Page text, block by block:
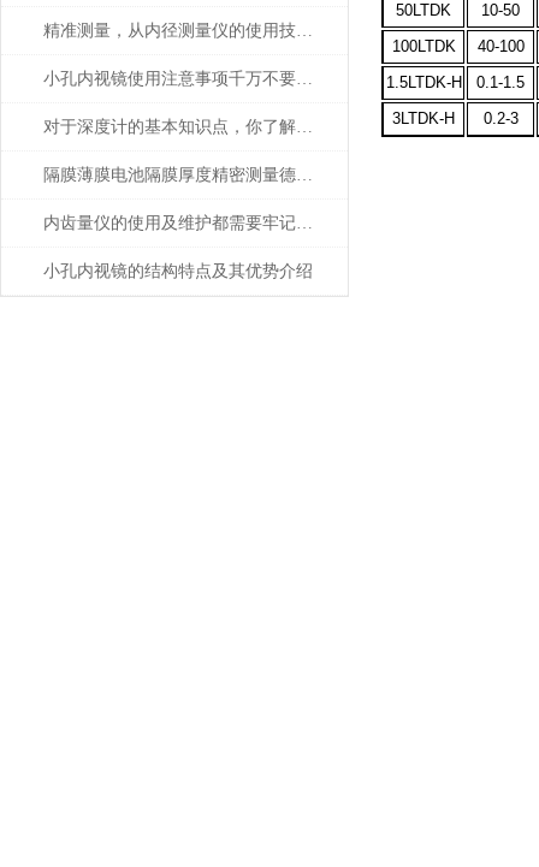
精准测量，从内径测量仪的使用技巧开始
小孔内视镜使用注意事项千万不要忘了，牢记
对于深度计的基本知识点，你了解多少？
隔膜薄膜电池隔膜厚度精密测量德国MAHR
内齿量仪的使用及维护都需要牢记注意事项才行
小孔内视镜的结构特点及其优势介绍
50LTDK
10-50
100LTDK
40-100
1.5LTDK-H
0.1-1.5
3LTDK-H
0.2-3